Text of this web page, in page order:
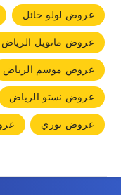
عروض لولو حائل
عروض مانويل الرياض
عروض موسم الرياض
عروض نستو الرياض
عروض نوري